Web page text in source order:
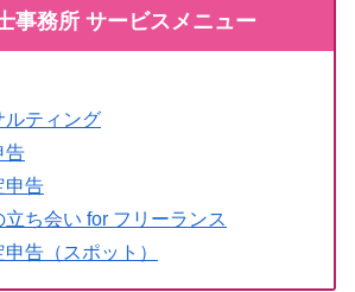
事務所 サービスメニュー
ルティング
告
申告
ち会い for フリーランス
告（スポット）